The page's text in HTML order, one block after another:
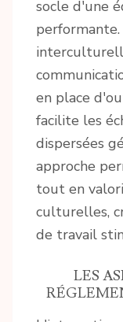
socle d'une
en place
facilite les
dispersées
approche
tout en
culturelles,
de travail
LES